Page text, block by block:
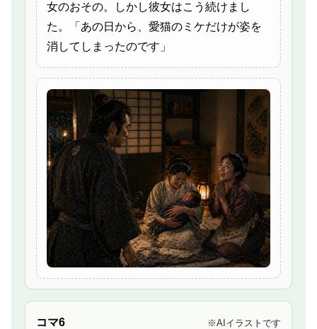
女のおその。しかし彼女はこう続けまし
た。「あの日から、愛猫のミケだけが姿を
消してしまったのです」
コマ6 ※AIイラストです